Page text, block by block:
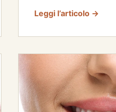
Leggi l’articolo →